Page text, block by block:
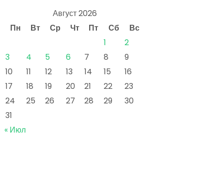
Август 2026
Пн
Вт Ср Чт Пт Сб
Вс
1
2
3
4 5 6 7 8
9
10
11 12 13 14 15
16
17
18 19 20 21 22
23
24
25 26 27 28 29
30
31
« Июл